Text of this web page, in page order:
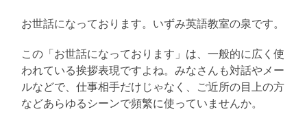
お世話になっております。いずみ英語教室の泉です。
この「お世話になっております」は、一般的に広く使
われている挨拶表現ですよね。みなさんも対話やメー
ルなどで、仕事相手だけじゃなく、ご近所の目上の方
などあらゆるシーンで頻繁に使っていませんか。